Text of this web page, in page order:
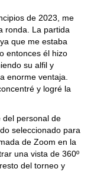
de 2023, me
ronda. La partida
que me estaba
entonces él hizo
su alfil y
enorme ventaja.
y logré la
del personal de
seleccionado para
de Zoom en la
una vista de 360º
del torneo y